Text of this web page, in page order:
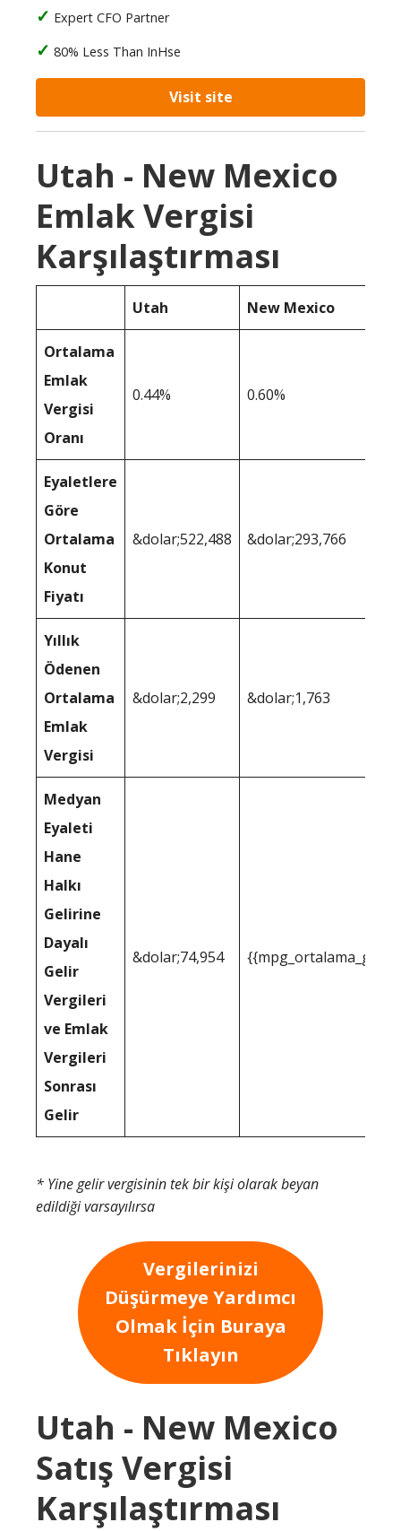
Expert CFO Partner
80% Less Than InHse
Visit site
Utah - New Mexico
Emlak Vergisi
Karşılaştırması
Utah New Mexico
Ortalama
Emlak
Vergisi
Oranı
0.44% 0.60%
Eyaletlere
Göre
Ortalama
Konut
Fiyatı
&dolar;522,488 &dolar;293,766
Yıllık
Ödenen
Ortalama
Emlak
Vergisi
&dolar;2,299 &dolar;1,763
Medyan
Eyaleti
Hane
Halkı
Gelirine
Dayalı
Gelir
Vergileri
ve Emlak
Vergileri
Sonrası
Gelir
&dolar;74,954
* Yine gelir vergisinin tek bir kişi olarak beyan
edildiği varsayılırsa
Vergilerinizi
Düşürmeye Yardımcı
Olmak İçin Buraya
Tıklayın
Utah - New Mexico
Satış Vergisi
Karşılaştırması